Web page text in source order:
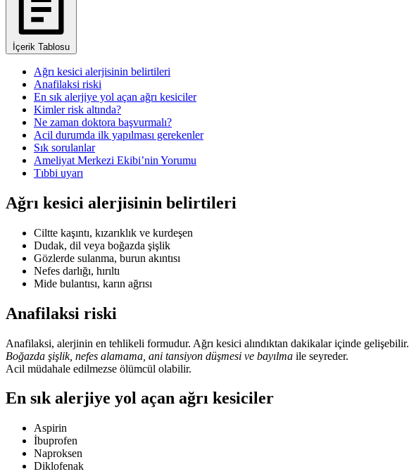
İçerik Tablosu
Ağrı kesici alerjisinin belirtileri
Anafilaksi riski
En sık alerjiye yol açan ağrı kesiciler
Kimler risk altında?
Ne zaman doktora başvurmalı?
Acil durumda ilk yapılması gerekenler
Sık sorulanlar
Ameliyat Merkezi Ekibi’nin Yorumu
Tıbbi uyarı
Ağrı kesici alerjisinin belirtileri
Ciltte kaşıntı, kızarıklık ve kurdeşen
Dudak, dil veya boğazda şişlik
Gözlerde sulanma, burun akıntısı
Nefes darlığı, hırıltı
Mide bulantısı, karın ağrısı
Anafilaksi riski
Anafilaksi, alerjinin en tehlikeli formudur. Ağrı kesici alındıktan dakikalar içinde gelişebilir.
Boğazda şişlik, nefes alamama, ani tansiyon düşmesi ve bayılma ile seyreder.
Acil müdahale edilmezse ölümcül olabilir.
En sık alerjiye yol açan ağrı kesiciler
Aspirin
İbuprofen
Naproksen
Diklofenak